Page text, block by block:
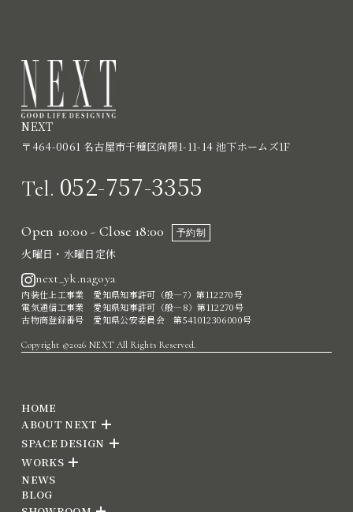
NEXT
〒464-0061 名古屋市千種区向陽1-11-14 池下ホームズ1F
Tel. 052-757-3355
Open 10:00 - Close 18:00 予約制
火曜日・水曜日定休
next_yk.nagoya
内装仕上工事業 愛知県知事許可（般―7）第112270号
電気通信工事業 愛知県知事許可（般―8）第112270号
古物商登録番号 愛知県公安委員会 第541012306000号
Copyright ©2026 NEXT All Rights Reserved.
HOME
ABOUT NEXT
SPACE DESIGN
WORKS
NEWS
BLOG